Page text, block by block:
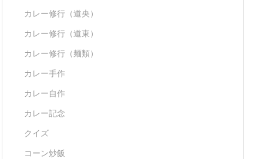
カレー修行（道央）
カレー修行（道東）
カレー修行（麺類）
カレー手作
カレー自作
カレー記念
クイズ
コーン炒飯